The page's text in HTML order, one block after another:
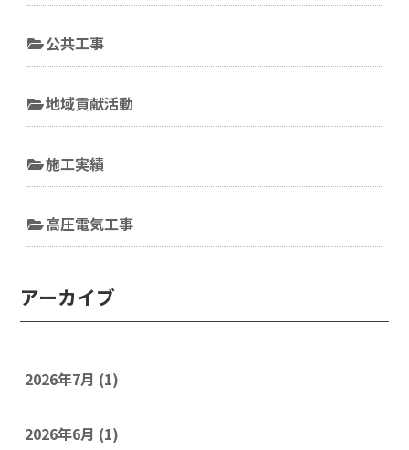
公共工事
地域貢献活動
施工実績
高圧電気工事
アーカイブ
2026年7月 (1)
2026年6月 (1)